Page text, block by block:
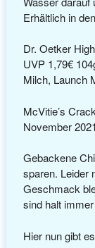
Erhältlich in
Dr. Oetker
UVP 1,79€
Milch, Launch
McVitie’s
November 2021
Gebackene
sparen. Leider
Geschmack
sind halt
Hier nun gibt